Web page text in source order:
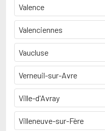
Valence
Valenciennes
Vaucluse
Verneuil-sur-Avre
Ville-d'Avray
Villeneuve-sur-Fère